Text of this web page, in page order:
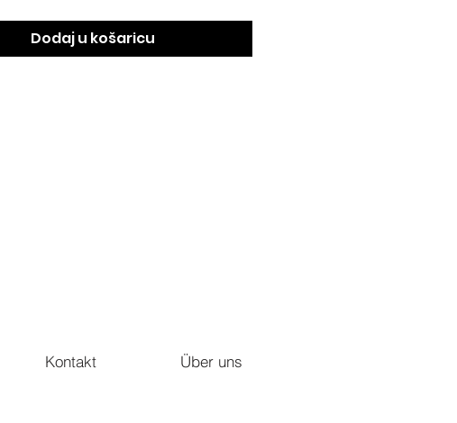
Dodaj u košaricu
Kontakt Über uns